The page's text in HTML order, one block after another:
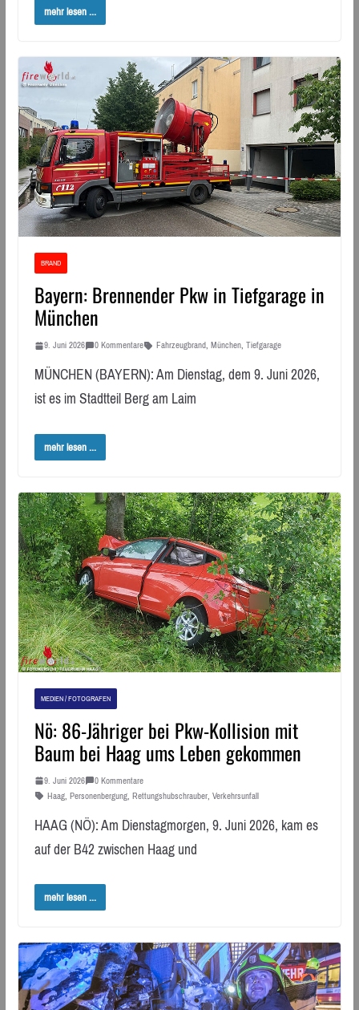
mehr lesen ...
BRAND
Bayern: Brennender Pkw in Tiefgarage in
München
9. Juni 2026 0 Kommentare Fahrzeugbrand, München, Tiefgarage
MÜNCHEN (BAYERN): Am Dienstag, dem 9. Juni 2026,
ist es im Stadtteil Berg am Laim
mehr lesen ...
MEDIEN / FOTOGRAFEN
Nö: 86-Jähriger bei Pkw-Kollision mit
Baum bei Haag ums Leben gekommen
9. Juni 2026
0 Kommentare
Haag, Personenbergung, Rettungshubschrauber, Verkehrsunfall
HAAG (NÖ): Am Dienstagmorgen, 9. Juni 2026, kam es
auf der B42 zwischen Haag und
mehr lesen ...